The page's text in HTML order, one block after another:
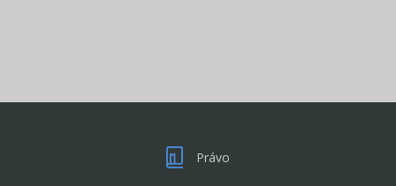
Právo